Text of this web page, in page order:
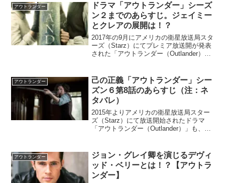
アウトランダー
ドラマ「アウトランダー」シーズ
ン２までのあらすじ。ジェイミー
とクレアの展開は！？
2017年の9月にアメリカの衛星放送局スタ
ーズ（Starz）にてプレミア放送開が発表
された「アウトランダー（Outlander）」
とは全世界で2,500万部の大ベストセ...
アウトランダー
己の正義「アウトランダー」シー
ズン６第8話のあらすじ（注：ネ
タバレ）
2015年よりアメリカの衛星放送局スター
ズ（Starz）にて放送開始されたドラマ
「アウトランダー（Outlander）」も、
ーズン６はどんなあらすじなのでしょう
か？...
アウトランダー
ジョン・グレイ卿を演じるデヴィ
ッド・ベリーとは！？【アウトラ
ンダー】